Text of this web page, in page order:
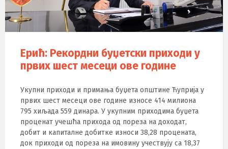
Ерић: Рекордни буџетски приходи у
првих шест месеци ове године
Укупни приходи и примања буџета општине Ћуприја у
првих шест месеци ове године износе 414 милиона
795 хиљада 559 динара. У укупним приходима буџета
проценат учешћа прихода од пореза на доходат,
добит и капиталне добитке износи 38,28 процената,
док приходи од пореза на имовину учествују са 18,37